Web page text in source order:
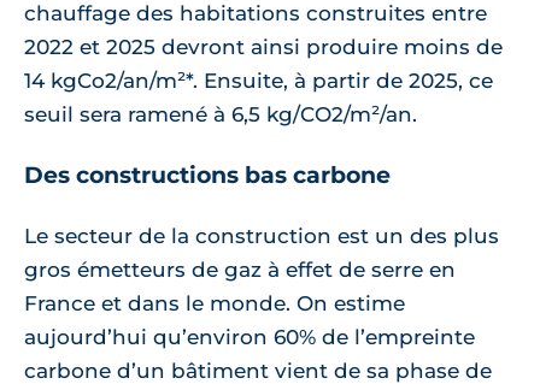
chauffage des habitations construites entre
2022 et 2025 devront ainsi produire moins de
14 kgCo2/an/m²*. Ensuite, à partir de 2025, ce
seuil sera ramené à 6,5 kg/CO2/m²/an.
Des constructions bas carbone
Le secteur de la construction est un des plus
gros émetteurs de gaz à effet de serre en
France et dans le monde. On estime
aujourd’hui qu’environ 60% de l’empreinte
carbone d’un bâtiment vient de sa phase de